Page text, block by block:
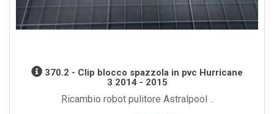
370.2 - Clip blocco spazzola in pvc Hurricane
3 2014 - 2015
Ricambio robot pulitore Astralpool ..